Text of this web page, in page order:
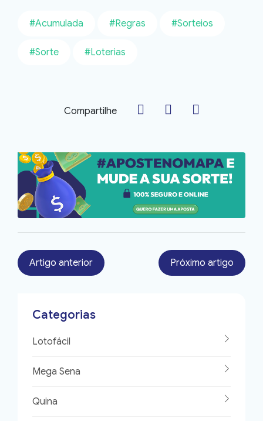
#Acumulada #Regras #Sorteios
#Sorte #Loterias
Compartilhe
Artigo anterior Próximo artigo
Categorias
Lotofácil
Mega Sena
Quina